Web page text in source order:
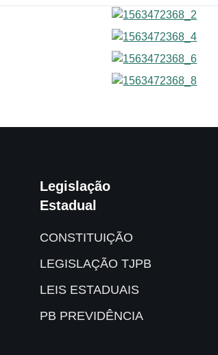
Legislação
Estadual
CONSTITUIÇÃO
LEGISLAÇÃO TJPB
LEIS ESTADUAIS
PB PREVIDÊNCIA